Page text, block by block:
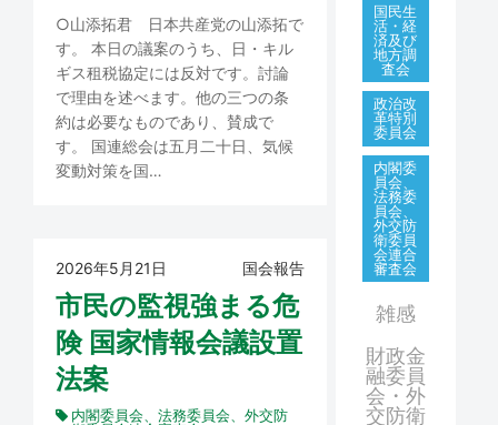
○山添拓君 日本共産党の山添拓で
す。 本日の議案のうち、日・キル
ギス租税協定には反対です。討論
で理由を述べます。他の三つの条
約は必要なものであり、賛成で
す。 国連総会は五月二十日、気候
変動対策を国…
2026年5月21日 国会報告
市民の監視強まる危
険 国家情報会議設置
法案
内閣委員会、法務委員会、外交防
国民生
活・経
済及び
地方調
査会
政治改
革特別
委員会
内閣委
員会、
法務委
員会、
外交防
衛委員
会連合
審査会
雑感
財政金
融委員
会・外
交防衛